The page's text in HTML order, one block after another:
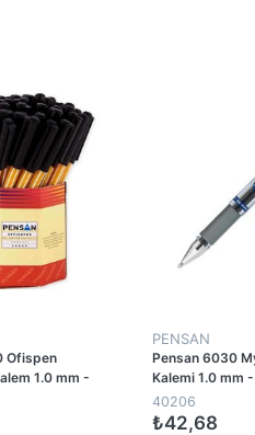
Ofispen
1.0 mm -
PENSAN
Pensan 6030
Kalemi 1.0 mm
40206
₺42,68